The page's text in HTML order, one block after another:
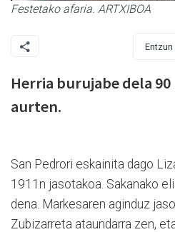
Festetako afaria. ARTXIBOA
Entzun
Herria burujabe dela
aurten.
San Pedrori eskainita dago
1911n jasotakoa. Sakanako
dena. Markesaren aginduz
Zubizarreta ataundarra zen,